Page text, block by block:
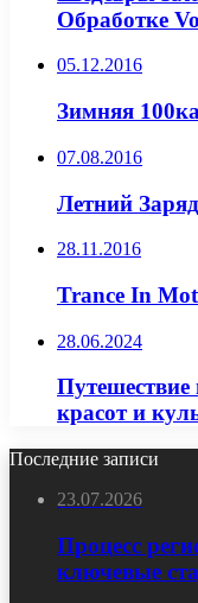
Обработке
05.12.2016
Зимняя
07.08.2016
Летний
28.11.2016
Trance In
28.06.2024
красот и
Последние записи
23.07.2026
Процесс
ключевые